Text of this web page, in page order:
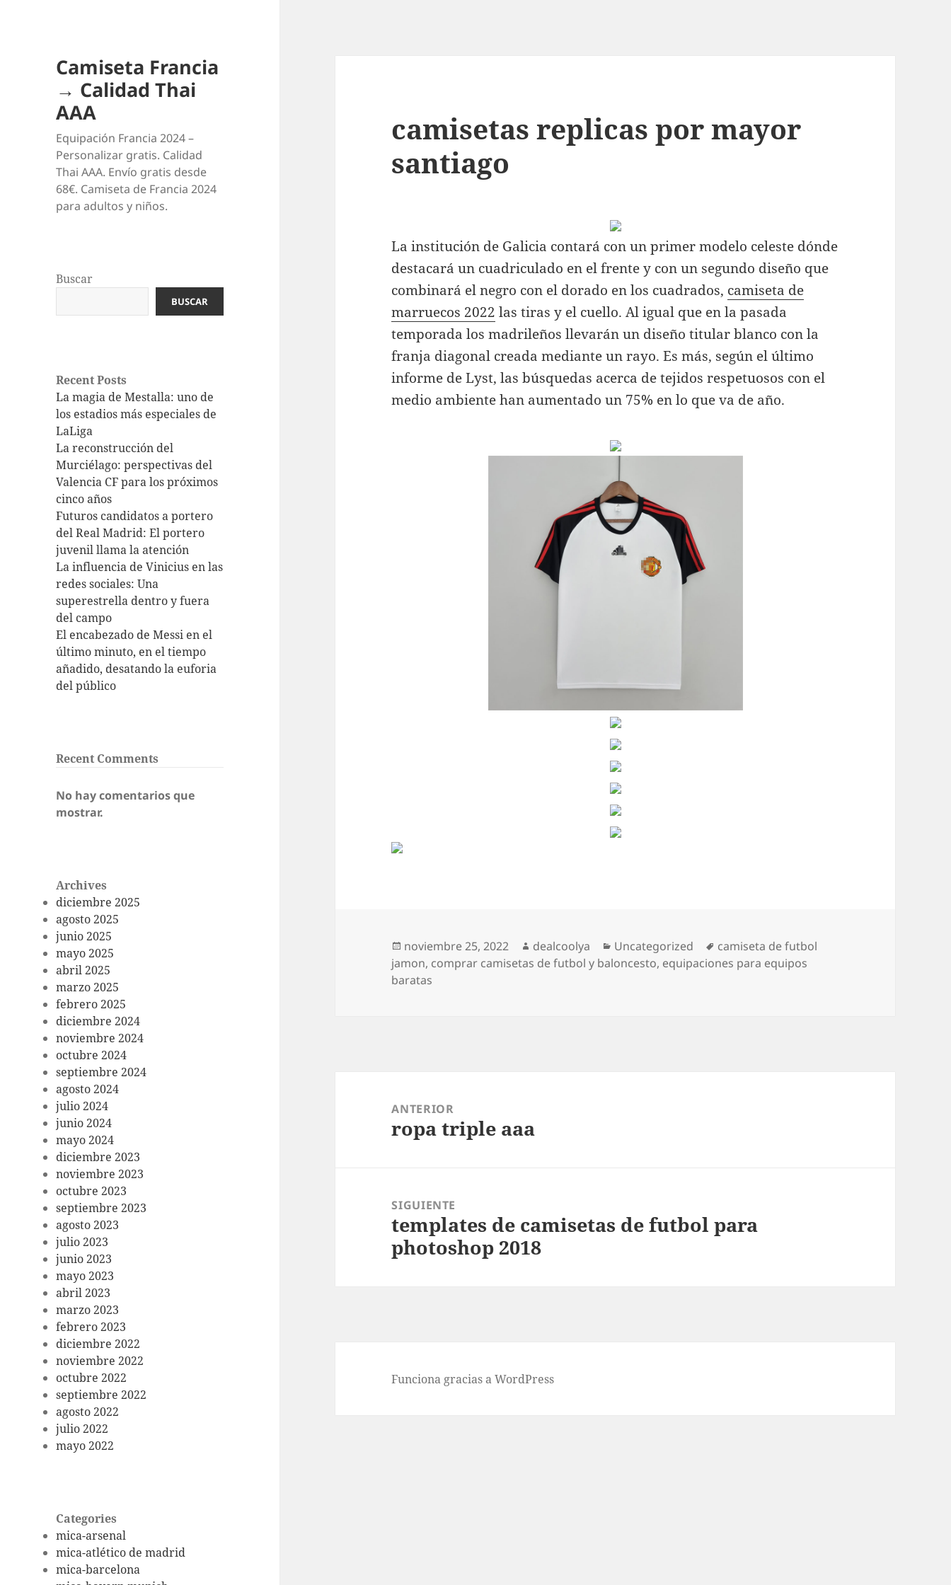
Camiseta Francia
→ Calidad Thai
AAA
Equipación Francia 2024 –
Personalizar gratis. Calidad
Thai AAA. Envío gratis desde
68€. Camiseta de Francia 2024
para adultos y niños.
Buscar
BUSCAR
Recent Posts
La magia de Mestalla: uno de
los estadios más especiales de
LaLiga
La reconstrucción del
Murciélago: perspectivas del
Valencia CF para los próximos
cinco años
Futuros candidatos a portero
del Real Madrid: El portero
juvenil llama la atención
La influencia de Vinicius en las
redes sociales: Una
superestrella dentro y fuera
del campo
El encabezado de Messi en el
último minuto, en el tiempo
añadido, desatando la euforia
del público
Recent Comments
No hay comentarios que
mostrar.
Archives
diciembre 2025
agosto 2025
junio 2025
mayo 2025
abril 2025
marzo 2025
febrero 2025
diciembre 2024
noviembre 2024
octubre 2024
septiembre 2024
agosto 2024
julio 2024
junio 2024
mayo 2024
diciembre 2023
noviembre 2023
octubre 2023
septiembre 2023
agosto 2023
julio 2023
junio 2023
mayo 2023
abril 2023
marzo 2023
febrero 2023
diciembre 2022
noviembre 2022
octubre 2022
septiembre 2022
agosto 2022
julio 2022
mayo 2022
Categories
mica-arsenal
mica-atlético de madrid
mica-barcelona
camisetas replicas por mayor
santiago
La institución de Galicia contará con un primer modelo celeste dónde
destacará un cuadriculado en el frente y con un segundo diseño que
combinará el negro con el dorado en los cuadrados, camiseta de
marruecos 2022 las tiras y el cuello. Al igual que en la pasada
temporada los madrileños llevarán un diseño titular blanco con la
franja diagonal creada mediante un rayo. Es más, según el último
informe de Lyst, las búsquedas acerca de tejidos respetuosos con el
medio ambiente han aumentado un 75% en lo que va de año.
Publicado
el
noviembre 25, 2022 Autor
dealcoolya Categorías
Uncategorized Etiquetas
camiseta de futbol
jamon, comprar camisetas de futbol y baloncesto, equipaciones para equipos
baratas
entradas
ANTERIOR
Entrada
ropa triple aaa
SIGUIENTE
Entrada
siguiente:
templates de camisetas de futbol para
photoshop 2018
Funciona gracias a WordPress